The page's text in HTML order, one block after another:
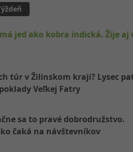
jed ako kobra indická. Žije aj
túr v Žilinskom kraji? Lysec
Veľkej Fatry
sa to pravé dobrodružstvo.
čaká na návštevníkov